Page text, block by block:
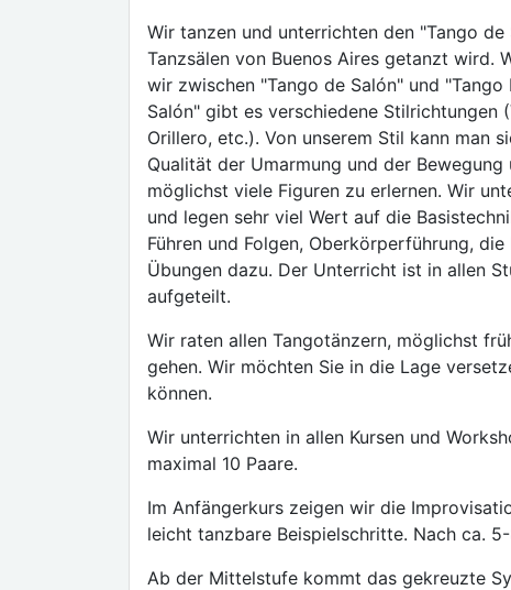
Wir tanzen und unterrichten den "Tango
Tanzsälen von Buenos Aires getanzt wird.
wir zwischen "Tango de Salón" und
Salón" gibt es verschiedene Stilrichtungen
Orillero, etc.). Von unserem Stil kann man
Qualität der Umarmung und der
möglichst viele Figuren zu erlernen. Wir
und legen sehr viel Wert auf die
Führen und Folgen, Oberkörperführung,
Übungen dazu. Der Unterricht ist in allen
aufgeteilt.
Wir raten allen Tangotänzern, möglichst
gehen. Wir möchten Sie in die Lage
können.
Wir unterrichten in allen Kursen und
maximal 10 Paare.
Im Anfängerkurs zeigen wir die
leicht tanzbare Beispielschritte. Nach ca.
Ab der Mittelstufe kommt das gekreuzte